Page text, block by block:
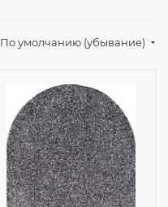
По умолчанию (убывание)